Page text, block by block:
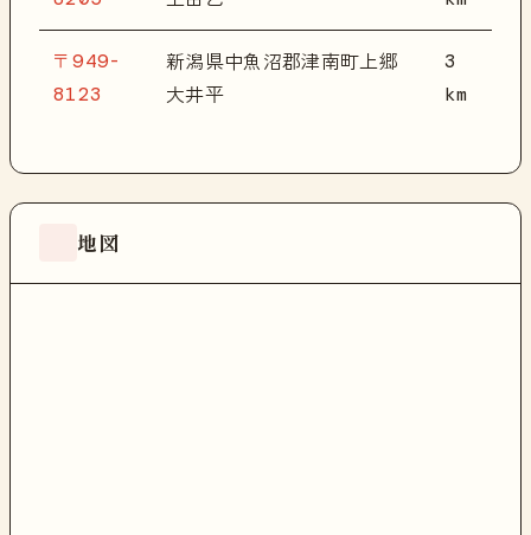
〒949-
8123
新潟県中魚沼郡津南町上郷
大井平
3
km
地図